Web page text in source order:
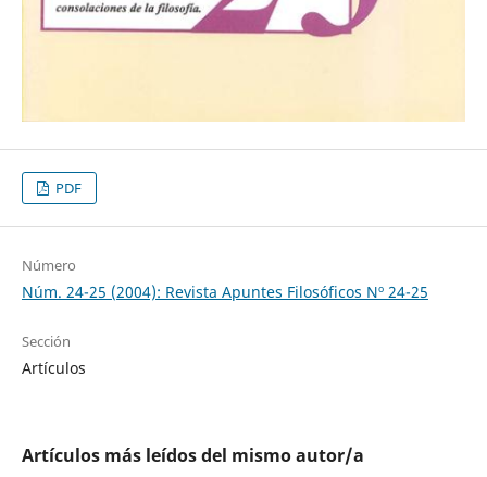
PDF
Número
Núm. 24-25 (2004): Revista Apuntes Filosóficos Nº 24-25
Sección
Artículos
Artículos más leídos del mismo autor/a